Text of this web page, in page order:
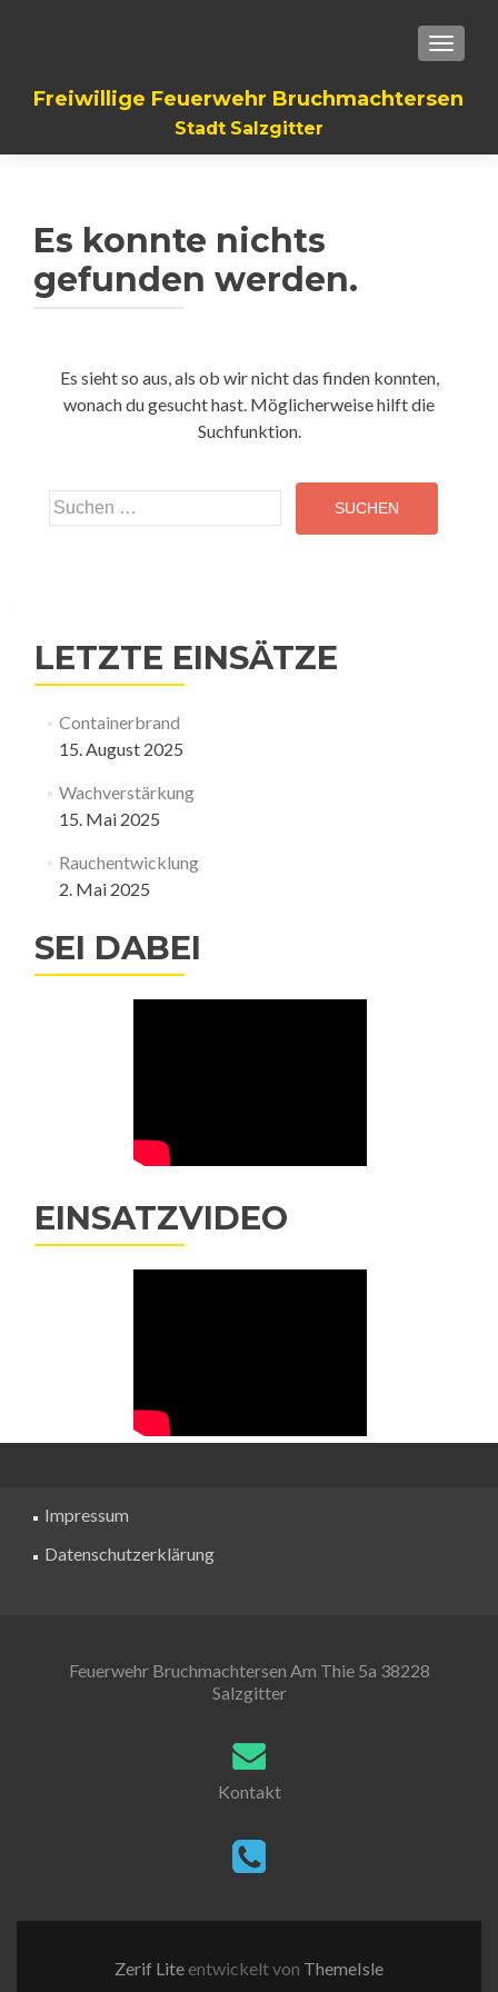
Freiwillige Feuerwehr Bruchmachtersen
Stadt Salzgitter
Es konnte nichts
gefunden werden.
Es sieht so aus, als ob wir nicht das finden konnten,
wonach du gesucht hast. Möglicherweise hilft die
Suchfunktion.
Suchen
nach:
LETZTE EINSÄTZE
Containerbrand
15. August 2025
Wachverstärkung
15. Mai 2025
Rauchentwicklung
2. Mai 2025
SEI DABEI
EINSATZVIDEO
Impressum
Datenschutzerklärung
Feuerwehr Bruchmachtersen Am Thie 5a 38228
Salzgitter
Kontakt
Zerif Lite entwickelt von ThemeIsle